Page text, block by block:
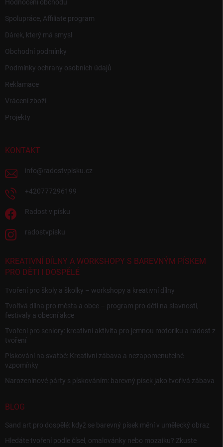
Hodnocení obchodu
Spolupráce, Affiliate program
Dárek, který má smysl
Obchodní podmínky
Podmínky ochrany osobních údajů
Reklamace
Vrácení zboží
Projekty
KONTAKT
info@radostvpisku.cz
+420777296199
Radost v písku
radostvpisku
KREATIVNÍ DÍLNY A WORKSHOPY S BAREVNÝM PÍSKEM
PRO DĚTI I DOSPĚLÉ
Tvoření pro školy a školky – workshopy a kreativní dílny
Tvořivá dílna pro města a obce – program pro děti na slavnosti,
festivaly a obecní akce
Tvoření pro seniory: kreativní aktivita pro jemnou motoriku a radost z
tvoření
Pískování na svatbě: Kreativní zábava a nezapomenutelné
vzpomínky
Narozeninové párty s pískováním: barevný písek jako tvořivá zábava
BLOG
Sand art pro dospělé: když se barevný písek mění v umělecký obraz
Hledáte tvoření podle čísel, omalovánky nebo mozaiku? Zkuste